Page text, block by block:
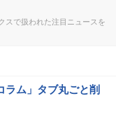
スで扱われた注目ニュースを
ラム」タブ丸ごと削